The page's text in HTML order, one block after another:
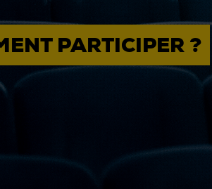
PARTICIPER ?